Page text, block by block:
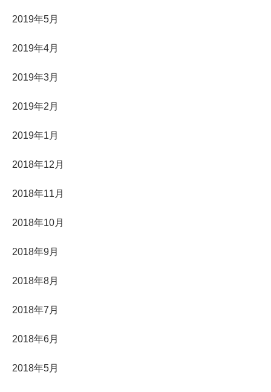
2019年5月
2019年4月
2019年3月
2019年2月
2019年1月
2018年12月
2018年11月
2018年10月
2018年9月
2018年8月
2018年7月
2018年6月
2018年5月